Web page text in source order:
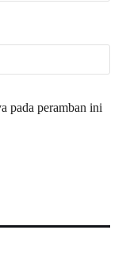
pada peramban ini